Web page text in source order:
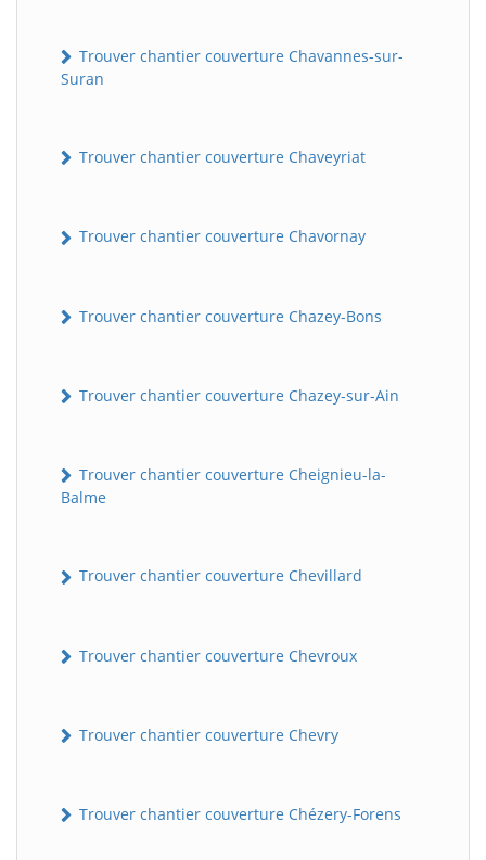
Trouver chantier couverture Chavannes-sur-
Suran
Trouver chantier couverture Chaveyriat
Trouver chantier couverture Chavornay
Trouver chantier couverture Chazey-Bons
Trouver chantier couverture Chazey-sur-Ain
Trouver chantier couverture Cheignieu-la-
Balme
Trouver chantier couverture Chevillard
Trouver chantier couverture Chevroux
Trouver chantier couverture Chevry
Trouver chantier couverture Chézery-Forens
Assistant en ligne